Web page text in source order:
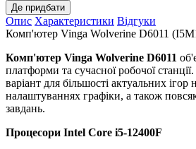
Де придбати
Опис Характеристики Відгуки
Комп'ютер Vinga Wolverine D6011
Комп'ютер Vinga Wolverine D6011
платформи та сучасної робочої
варіант для більшості актуальних ігор
налаштуваннях графіки, а також
завдань.
Процесори Intel Core i5-12400F